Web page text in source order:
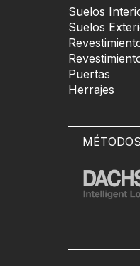
Suelos
Suelos
Puertas
Herrajes